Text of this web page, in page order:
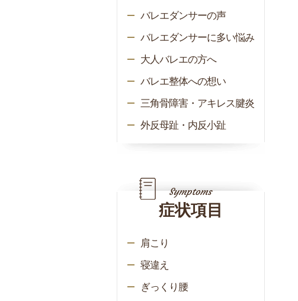
バレエダンサーの声
バレエダンサーに多い悩み
大人バレエの方へ
バレエ整体への想い
三角骨障害・アキレス腱炎
外反母趾・内反小趾
症状項目
肩こり
寝違え
ぎっくり腰